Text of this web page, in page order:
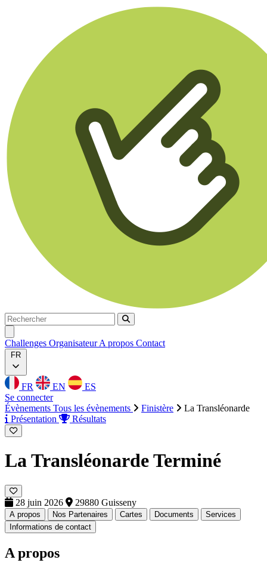
Rechercher
Rechercher
Challenges OrganisateurA propos Contact
FR
FR EN
ES
Se connecter
Évènements Tous les évènements Finistère
La Transléonarde
Présentation
Résultats
La TransléonardeTerminé
28 juin 2026 29880 Guisseny
A propos Nos Partenaires Cartes Documents
Services
Informations de contact
A propos